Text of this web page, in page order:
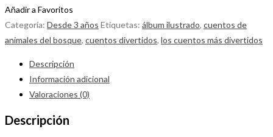
Añadir a Favoritos
Categoría: Desde 3 años Etiquetas: álbum ilustrado, cuentos de
animales del bosque, cuentos divertidos, los cuentos más divertidos
Descripción
Información adicional
Valoraciones (0)
Descripción